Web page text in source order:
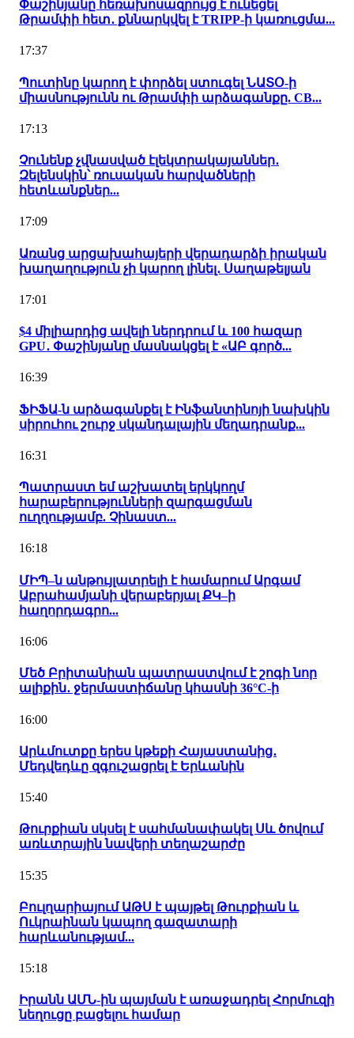
Փաշինյանը հեռախոսազրույց է ունեցել
Թրամփի հետ․ քննարկվել է TRIPP-ի կառուցմա...
17:37
Պուտինը կարող է փորձել ստուգել ՆԱՏՕ-ի
միասնությունն ու Թրամփի արձագանքը. CB...
17:13
Չունենք չվնասված էլեկտրակայաններ․
Զելենսկին՝ ռուսական հարվածների
հետևանքներ...
17:09
Առանց արցախահայերի վերադարձի իրական
խաղաղություն չի կարող լինել․ Սաղաթելյան
17:01
$4 միլիարդից ավելի ներդրում և 100 հազար
GPU․ Փաշինյանը մասնակցել է «ԱԲ գործ...
16:39
ՖԻՖԱ-ն արձագանքել է Ինֆանտինոյի նախկին
սիրուհու շուրջ սկանդալային մեղադրանք...
16:31
Պատրաստ եմ աշխատել երկկողմ
հարաբերությունների զարգացման
ուղղությամբ. Չինաստ...
16:18
ՄԻՊ–ն անթույլատրելի է համարում Արգամ
Աբրահամյանի վերաբերյալ ՔԿ–ի
հաղորդագրո...
16:06
Մեծ Բրիտանիան պատրաստվում է շոգի նոր
ալիքին․ ջերմաստիճանը կհասնի 36°C-ի
16:00
Արևմուտքը երես կթեքի Հայաստանից․
Մեդվեդևը զգուշացրել է Երևանին
15:40
Թուրքիան սկսել է սահմանափակել Սև ծովում
առևտրային նավերի տեղաշարժը
15:35
Բուլղարիայում ԱԹՍ է պայթել Թուրքիան և
Ուկրաինան կապող գազատարի
հարևանությամ...
15:18
Իրանն ԱՄՆ-ին պայման է առաջադրել Հորմուզի
նեղուցը բացելու համար